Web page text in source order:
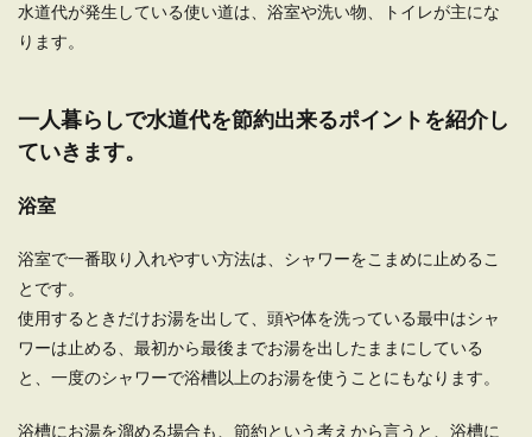
水道代が発生している使い道は、浴室や洗い物、トイレが主にな
ります。
一人暮らしで水道代を節約出来るポイントを紹介し
ていきます。
浴室
浴室で一番取り入れやすい方法は、シャワーをこまめに止めるこ
とです。
使用するときだけお湯を出して、頭や体を洗っている最中はシャ
ワーは止める、最初から最後までお湯を出したままにしている
と、一度のシャワーで浴槽以上のお湯を使うことにもなります。
浴槽にお湯を溜める場合も、節約という考えから言うと、浴槽に